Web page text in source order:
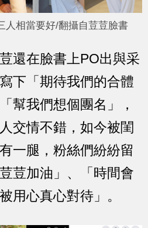
人相當要好/翻攝自荳荳臉書
還在臉書上PO出與采
下「期待我們的合體
幫我們想個團名」，
交情不錯，如今被閨
一腿，粉絲們紛紛留
荳加油」、「時間會
用心真心對待」。